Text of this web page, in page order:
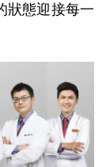
狀態迎接每一